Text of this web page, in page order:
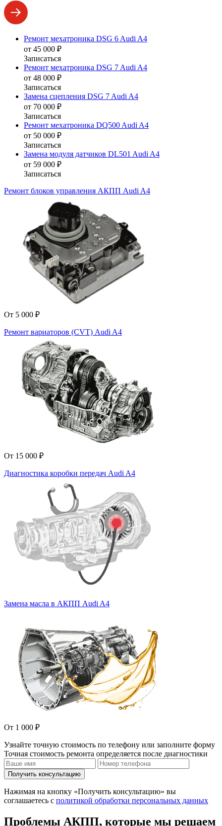
Ремонт мехатроника DSG 6 Audi A4
от 45 000 ₽
Записаться
Ремонт мехатроника DSG 7 Audi A4
от 48 000 ₽
Записаться
Замена сцепления DSG 7 Audi A4
от 70 000 ₽
Записаться
Ремонт мехатроника DQ500 Audi A4
от 50 000 ₽
Записаться
Замена модуля датчиков DL501 Audi A4
от 59 000 ₽
Записаться
Ремонт блоков управления АКПП Audi A4
От 5 000 ₽
Ремонт вариаторов (CVT) Audi A4
От 15 000 ₽
Диагностика коробки передач Audi A4
Замена масла в АКПП Audi A4
От 1 000 ₽
Узнайте точную стоимость по телефону или заполните форму
Точная стоимость ремонта определяется после диагностики
Получить консультацию
Нажимая на кнопку «Получить консультацию» вы
соглашаетесь с политикой обработки персональных данных
Проблемы АКПП, которые мы решаем